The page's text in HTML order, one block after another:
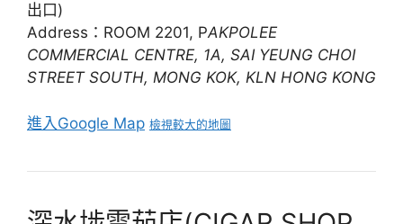
出口)
Address：ROOM 2201, PAKPOLEE
COMMERCIAL CENTRE, 1A, SAI YEUNG CHOI
STREET SOUTH, MONG KOK, KLN HONG KONG
進入Google Map 檢視較大的地圖